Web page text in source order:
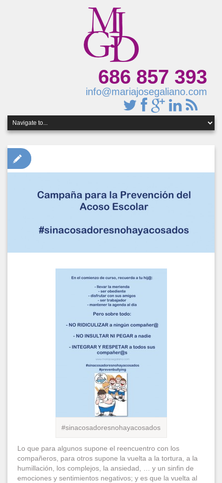
686 857 393
info@mariajosegaliano.com
#sinacosadoresnohayacosados
Lo que para algunos supone el reencuentro con los
compañeros, para otros supone la vuelta a la tortura, a la
humillación, los complejos, la ansiedad, … y un sinfin de
emociones y sentimientos negativos; y es que la vuelta al